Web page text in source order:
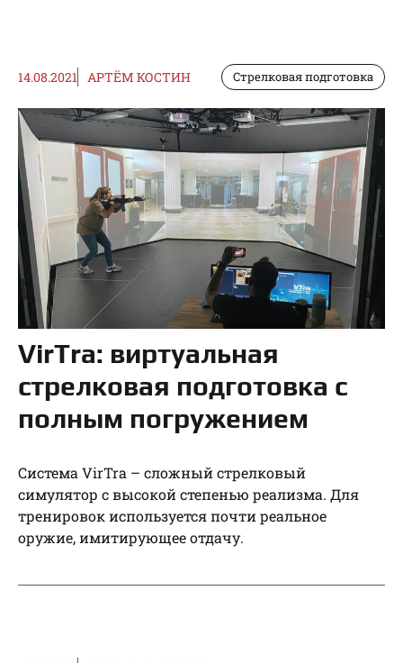
14.08.2021 АРТЁМ КОСТИН Стрелковая подготовка
VirTra: виртуальная
стрелковая подготовка с
полным погружением
Система VirTra – сложный стрелковый
симулятор с высокой степенью реализма. Для
тренировок используется почти реальное
оружие, имитирующее отдачу.